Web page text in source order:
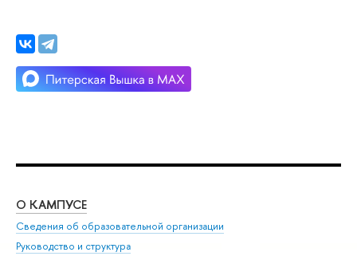
О КАМПУСЕ
Сведения об образовательной организации
Руководство и структура